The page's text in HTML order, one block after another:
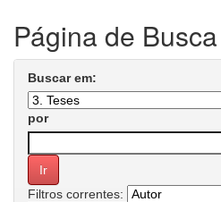
Página de Busca
Buscar em:
por
Filtros correntes: